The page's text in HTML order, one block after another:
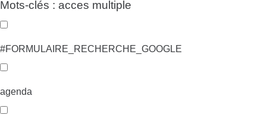
Mots-clés : acces multiple
#FORMULAIRE_RECHERCHE_GOOGLE
agenda